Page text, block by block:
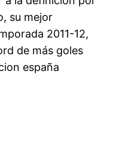
su mejor
2011-12,
de más goles
españa